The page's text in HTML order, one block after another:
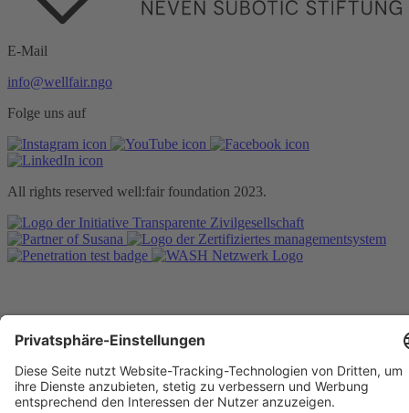
E-Mail
info@wellfair.ngo
Folge uns auf
All rights reserved well:fair foundation 2023.